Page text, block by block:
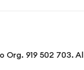
Org. 919 502 703.